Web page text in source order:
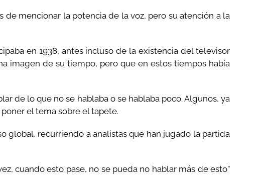
de mencionar la potencia de la voz, pero su atención a la
en 1938, antes incluso de la existencia del televisor
imagen de su tiempo, pero que en estos tiempos había
de lo que no se hablaba o se hablaba poco. Algunos, ya
el tema sobre el tapete.
global, recurriendo a analistas que han jugado la partida
cuando esto pase, no se pueda no hablar más de esto”